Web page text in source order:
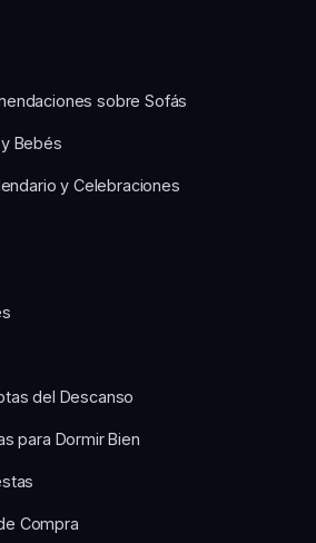
sobre Sofás
Bebés
y Celebraciones
del Descanso
para Dormir Bien
Compra